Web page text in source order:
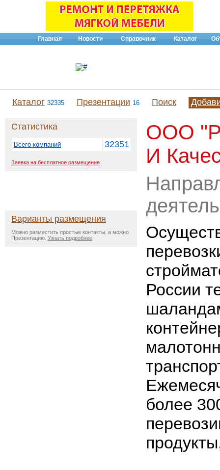
Главная Новости Справочник Каталог
Каталог 32335 Презентации 16 Поиск
Статистика
Всего компаний 32351
Заявка на бесплатное размещение
Варианты размещения
Можно разместить простые контакты, а можно
Презентацию. Узнать подробнее
ООО
И
России
более